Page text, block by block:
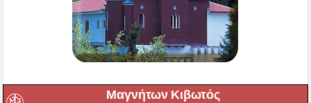
Μαγνήτων Κιβωτός